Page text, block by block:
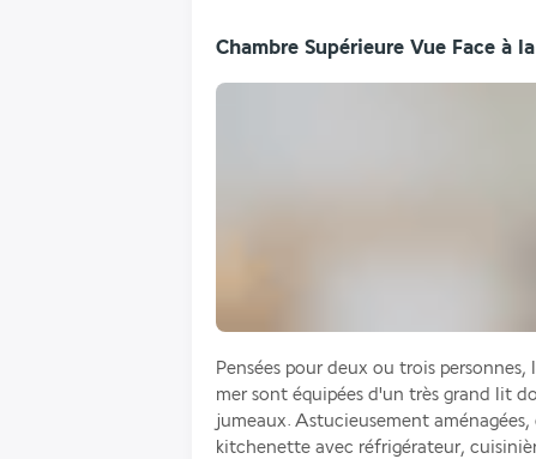
Chambre Supérieure Vue Face à
Pensées pour deux ou trois
mer sont équipées d'un très grand lit
jumeaux. Astucieusement
kitchenette avec réfrigérateur,